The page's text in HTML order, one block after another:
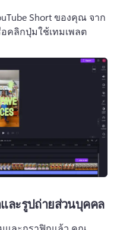
Short ของคุณ จาก
คลิกปุ่มใช้เทมเพลต
ละรูปถ่ายส่วนบุคคล